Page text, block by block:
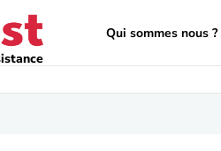
Qui sommes nous ?